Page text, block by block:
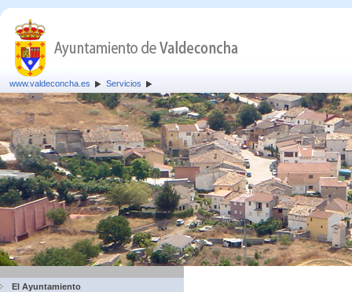
www.valdeconcha.es Servicios
El Ayuntamiento